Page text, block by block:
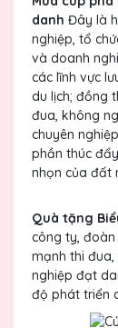
danh Đây là
nghiệp, tổ
và doanh
các lĩnh vực
du lịch; đồng
đua, không
chuyên
phần thúc
nhọn của đất
Quà tặng
công ty, đoàn
mạnh thi
nghiệp đạt
độ phát triển